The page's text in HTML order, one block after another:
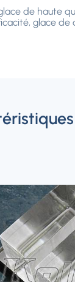
de haute
glace de